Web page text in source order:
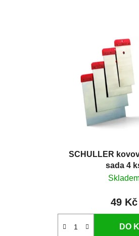
SCHULLER
sada 4
49 Kč
DO